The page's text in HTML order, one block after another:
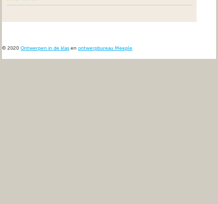
© 2020Ontwerpen in de klas enontwerpbureau Meeple